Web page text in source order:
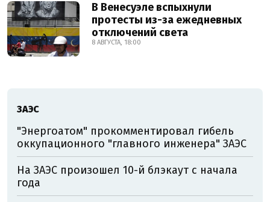
В Венесуэле вспыхнули
протесты из-за ежедневных
отключений света
8 АВГУСТА, 18:00
ЗАЭС
"Энергоатом" прокомментировал гибель
оккупационного "главного инженера" ЗАЭС
На ЗАЭС произошел 10-й блэкаут с начала
года